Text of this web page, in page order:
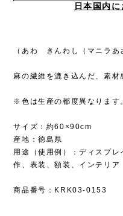
日本国内
（あわ きんわし（マニラあ
麻の繊維を漉き込んだ、素材
※色は生産の都度異なります
サイズ：約60×90cm
産地：徳島県
用途（使用例）：ディスプレ
作、表装、額装、インテリア
商品番号：KRK03-0153